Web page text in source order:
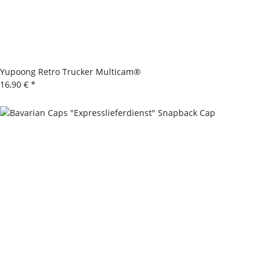
Yupoong Retro Trucker Multicam®
16,90 € *